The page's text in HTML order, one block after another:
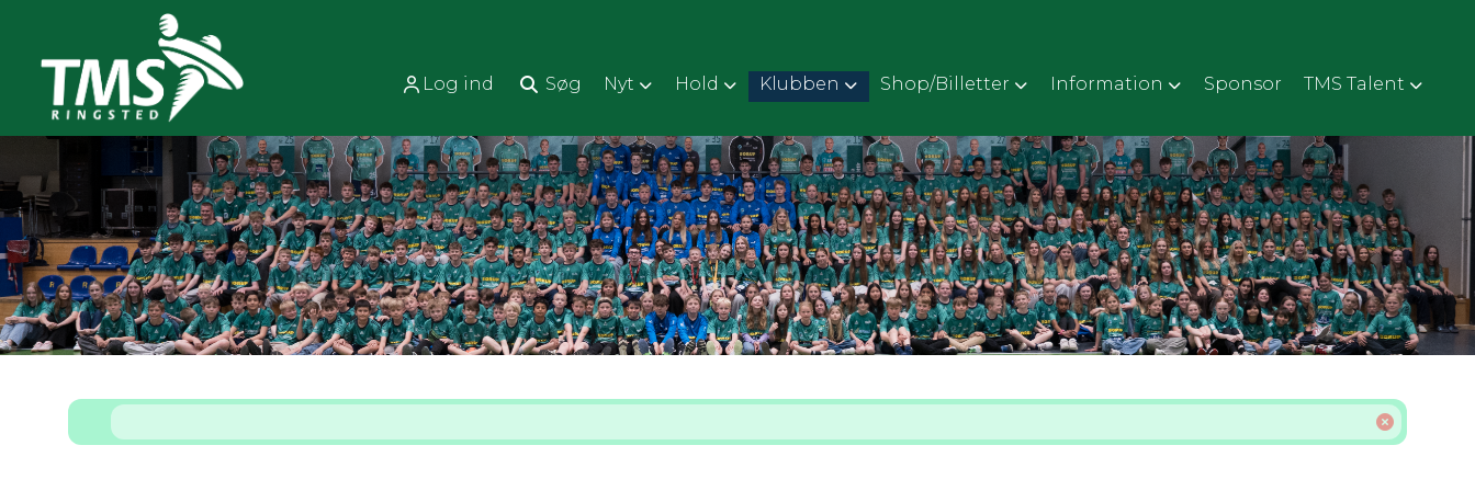
Log ind Søg Nyt Hold Klubben Shop/Billetter Information Sponsor TMS Talent